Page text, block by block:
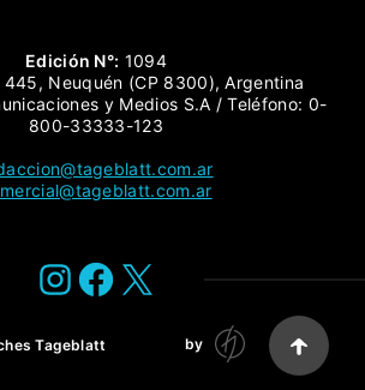
Edición N°: 1094
445, Neuquén (CP 8300), Argentina
y Medios S.A / Teléfono: 0-
800-33333-123
Instagram
Facebook
X
Tageblatt by